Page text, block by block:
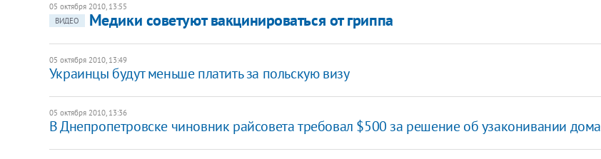
05 октября 2010, 13:55
ВИДЕО
Медики советуют вакцинироваться от гриппа
05 октября 2010, 13:49
Украинцы будут меньше платить за польскую визу
05 октября 2010, 13:36
В Днепропетровске чиновник райсовета требовал $500 за решение об узаконивании дома